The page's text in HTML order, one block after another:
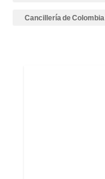
Cancillería de Colombia